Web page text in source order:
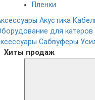
Пленки
Акустика
для катеров
Сабвуферы
Хиты продаж